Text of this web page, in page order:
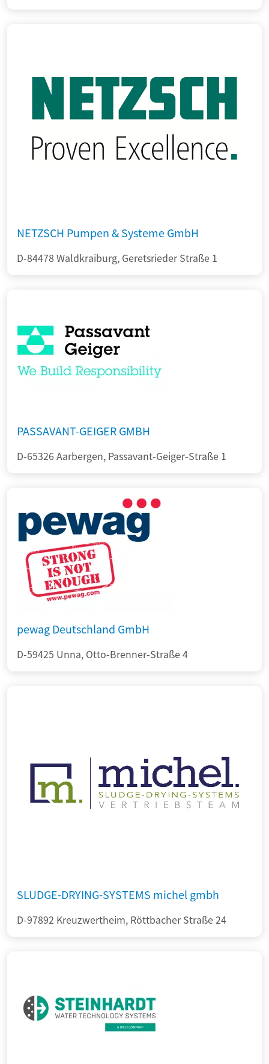
NETZSCH Pumpen & Systeme GmbH
D-84478 Waldkraiburg, Geretsrieder Straße 1
PASSAVANT-GEIGER GMBH
D-65326 Aarbergen, Passavant-Geiger-Straße 1
pewag Deutschland GmbH
D-59425 Unna, Otto-Brenner-Straße 4
SLUDGE-DRYING-SYSTEMS michel gmbh
D-97892 Kreuzwertheim, Röttbacher Straße 24